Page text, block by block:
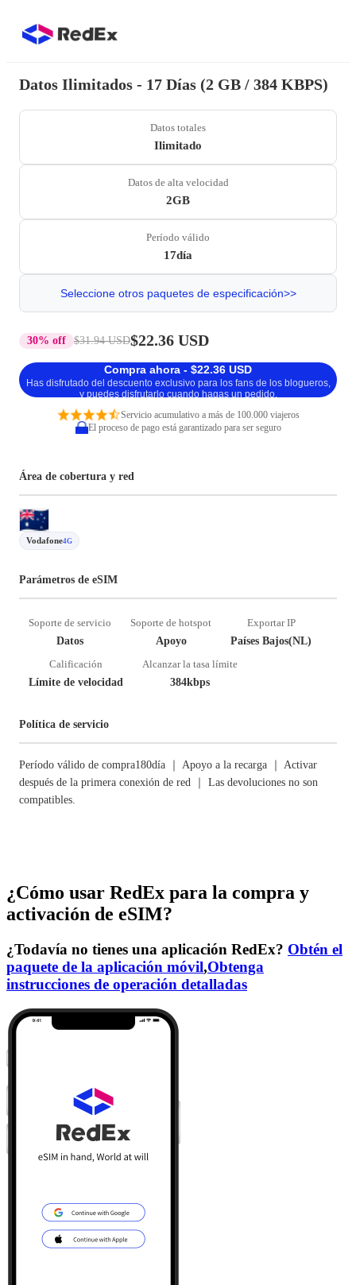
Datos Ilimitados - 17 Días (2 GB / 384 KBPS)
Datos totales
Ilimitado
Datos de alta velocidad
2GB
Período válido
17día
Seleccione otros paquetes de especificación>>
30% off $31.94 USD$22.36 USD
Compra ahora - $22.36 USD
Has disfrutado del descuento exclusivo para los fans de los blogueros,
y puedes disfrutarlo cuando hagas un pedido.
Servicio acumulativo a más de 100.000 viajeros
El proceso de pago está garantizado para ser seguro
Área de cobertura y red
Vodafone4G
Parámetros de eSIM
Soporte de servicio
Datos
Soporte de hotspot
Apoyo
Exportar IP
Países Bajos(NL)
Calificación
Límite de velocidad
Alcanzar la tasa límite
384kbps
Política de servicio
Período válido de compra180día ｜ Apoyo a la recarga ｜ Activar
después de la primera conexión de red ｜ Las devoluciones no son
compatibles.
¿Cómo usar RedEx para la compra y
activación de eSIM?
¿Todavía no tienes una aplicación RedEx? Obtén el
paquete de la aplicación móvil,Obtenga
instrucciones de operación detalladas